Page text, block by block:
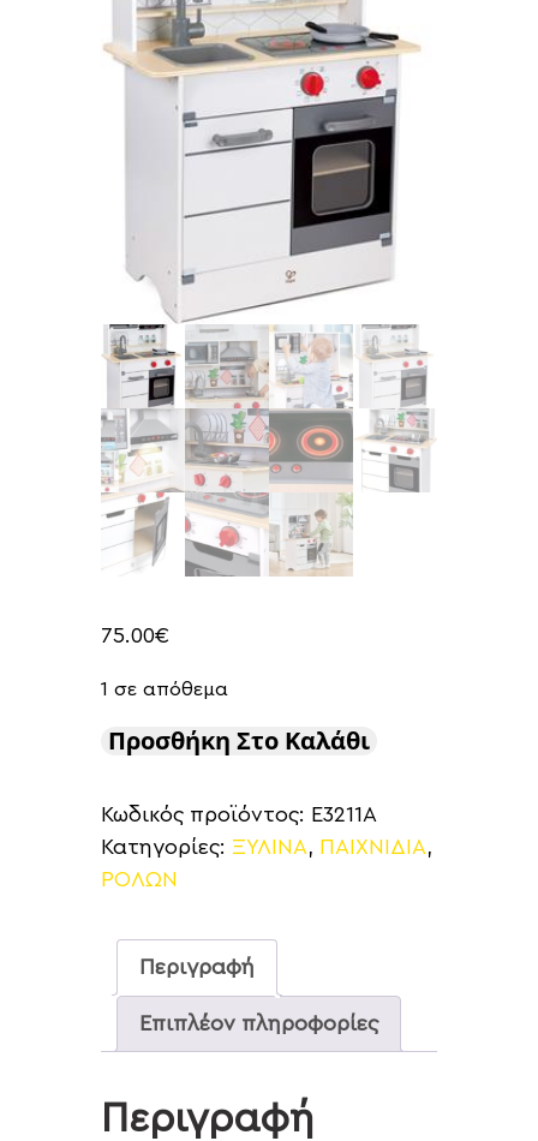
75.00€
1 σε απόθεμα
Προσθήκη Στο Καλάθι
Κωδικός προϊόντος: E3211A
Κατηγορίες: ΞΥΛΙΝΑ, ΠΑΙΧΝΙΔΙΑ,
ΡΟΛΩΝ
Περιγραφή
Επιπλέον πληροφορίες
Περιγραφή